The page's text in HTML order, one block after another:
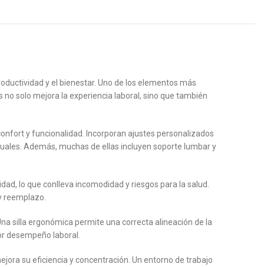
y el bienestar. Uno de los elementos más
solo mejora la experiencia laboral, sino que también
y funcionalidad. Incorporan ajustes personalizados
Además, muchas de ellas incluyen soporte lumbar y
lo que conlleva incomodidad y riesgos para la salud.
silla ergonómica permite una correcta alineación de la
desempeño laboral.
su eficiencia y concentración. Un entorno de trabajo